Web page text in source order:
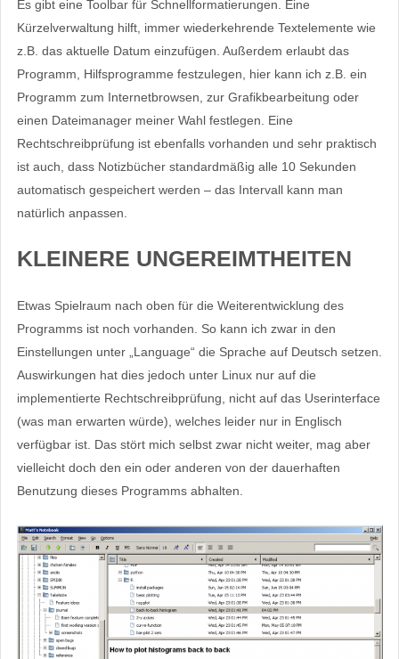
Es gibt eine Toolbar für Schnellformatierungen. Eine
Kürzelverwaltung hilft, immer wiederkehrende Textelemente wie
z.B. das aktuelle Datum einzufügen. Außerdem erlaubt das
Programm, Hilfsprogramme festzulegen, hier kann ich z.B. ein
Programm zum Internetbrowsen, zur Grafikbearbeitung oder
einen Dateimanager meiner Wahl festlegen. Eine
Rechtschreibprüfung ist ebenfalls vorhanden und sehr praktisch
ist auch, dass Notizbücher standardmäßig alle 10 Sekunden
automatisch gespeichert werden – das Intervall kann man
natürlich anpassen.
KLEINERE UNGEREIMTHEITEN
Etwas Spielraum nach oben für die Weiterentwicklung des
Programms ist noch vorhanden. So kann ich zwar in den
Einstellungen unter „Language“ die Sprache auf Deutsch setzen.
Auswirkungen hat dies jedoch unter Linux nur auf die
implementierte Rechtschreibprüfung, nicht auf das Userinterface
(was man erwarten würde), welches leider nur in Englisch
verfügbar ist. Das stört mich selbst zwar nicht weiter, mag aber
vielleicht doch den ein oder anderen von der dauerhaften
Benutzung dieses Programms abhalten.